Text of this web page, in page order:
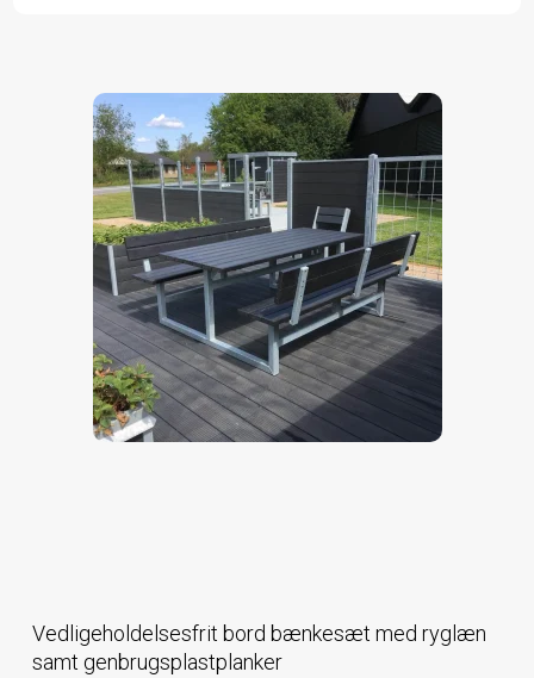
Vedligeholdelsesfrit bord bænkesæt med ryglæn
samt genbrugsplastplanker